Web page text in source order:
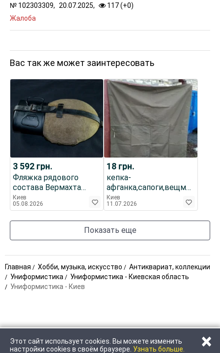
№ 102303309, 20.07.2025, 117 (+0)
Жалоба
Вас так же может заинтересовать
3 592 грн.
Фляжка рядового
состава Вермахта
образца 1931 года. В
суконном чехле.
Киев
05.08.2026
18 грн.
кепка-
СССР
Киев
11.07.2026
Показать еще
Главная Хобби, музыка, искусство
Антиквариат, коллекции
Униформистика
Униформистика - Киевская область
Униформистика - Киев
Этот сайт использует cookies. Вы можете изменить
настройки cookies в своём браузере. Узнать больше. ×
ПОЗВОНИТЬ НАПИСАТЬ